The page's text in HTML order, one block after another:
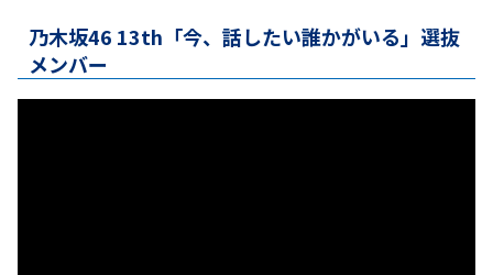
乃木坂46 13th「今、話したい誰かがいる」選抜
メンバー